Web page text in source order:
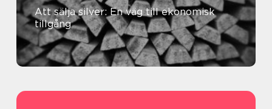
Att sälja silver: En väg till ekonomisk
tillgång